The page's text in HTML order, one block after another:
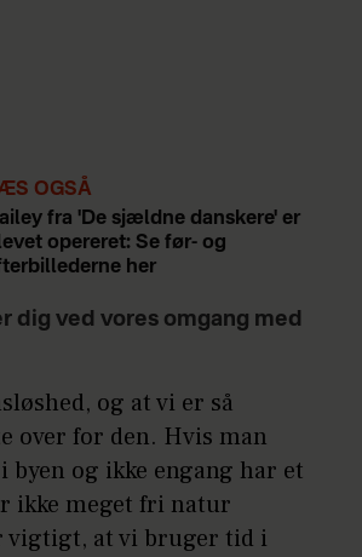
OGSÅ
fra 'De sjældne danskere' er
opereret: Se før- og
her
dig ved vores omgang med
og at vi er så
over for den. Hvis man
byen og ikke engang har et
ikke meget fri natur
vigtigt, at vi bruger tid i